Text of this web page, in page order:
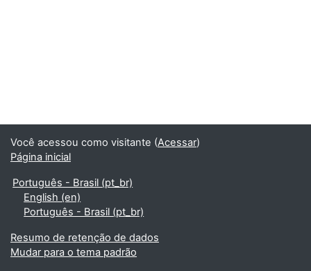
Você acessou como visitante (Acessar)
Página inicial
Português - Brasil ‎(pt_br)‎
English ‎(en)‎
Português - Brasil ‎(pt_br)‎
Resumo de retenção de dados
Mudar para o tema padrão